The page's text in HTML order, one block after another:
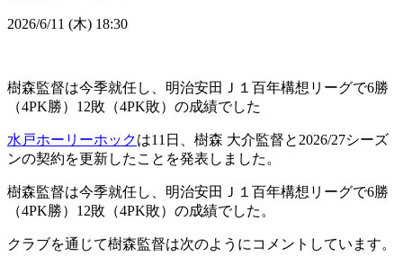
2026/6/11 (木) 18:30
樹森監督は今季就任し、明治安田Ｊ１百年構想リーグで6勝
（4PK勝）12敗（4PK敗）の成績でした
水戸ホーリーホックは11日、樹森 大介監督と2026/27シーズ
ンの契約を更新したことを発表しました。
樹森監督は今季就任し、明治安田Ｊ１百年構想リーグで6勝
（4PK勝）12敗（4PK敗）の成績でした。
クラブを通じて樹森監督は次のようにコメントしています。